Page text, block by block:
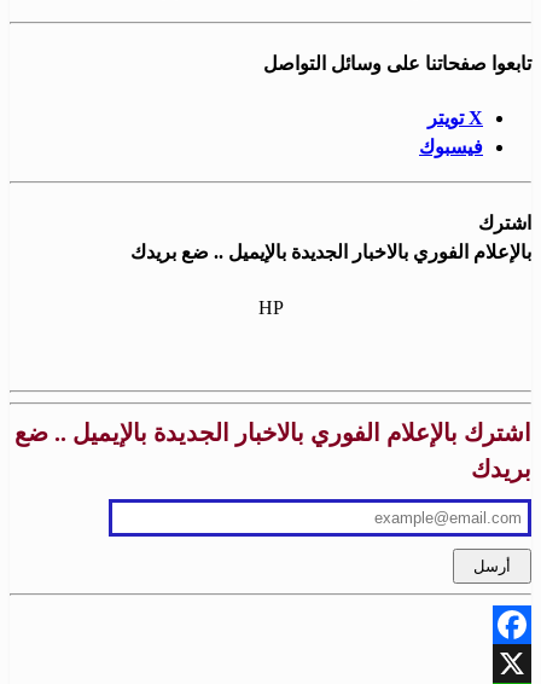
تابعوا صفحاتنا على وسائل التواصل
X تويتر
فيسبوك
اشترك
بالإعلام الفوري بالاخبار الجديدة بالإيميل .. ضع بريدك
HP
اشترك بالإعلام الفوري بالاخبار الجديدة بالإيميل .. ضع
بريدك
Facebook